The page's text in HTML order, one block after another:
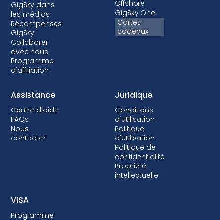
GigSky dans
les médias
Récompenses
GigSky
Collaborer
avec nous
Programme
d'affiliation
Offshore
GigSky One
Cartes-
cadeaux
Assistance
Centre d'aide
FAQs
Nous
contacter
Juridique
Conditions
d'utilisation
Politique
d'utilisation
Politique de
confidentialité
Propriété
intellectuelle
VISA
Programme